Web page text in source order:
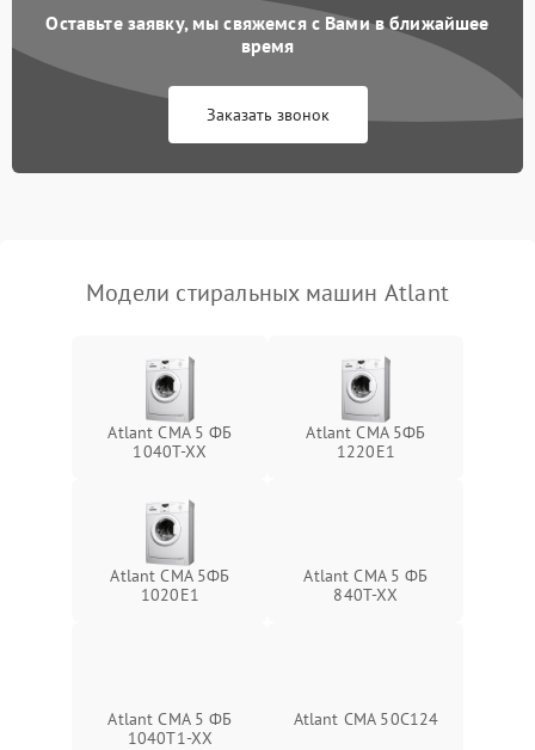
Оставьте заявку, мы свяжемся с Вами в ближайшее
время
Заказать звонок
Модели стиральных машин Atlant
Atlant СМА 5 ФБ
1040Т-ХХ
Atlant СМА 5ФБ
1220Е1
Atlant СМА 5ФБ
1020Е1
Atlant СМА 5 ФБ
840Т-ХХ
Atlant СМА 5 ФБ
1040Т1-ХХ
Atlant СМА 50С124